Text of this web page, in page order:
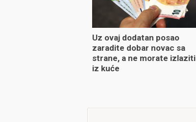
Uz ovaj dodatan posao
zaradite dobar novac sa
strane, a ne morate izlaziti
iz kuće